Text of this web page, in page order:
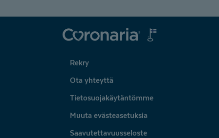
Coronaria
Rekry
Ota yhteyttä
Tietosuojakäytäntömme
Muuta evästeasetuksia
Saavutettavuusseloste